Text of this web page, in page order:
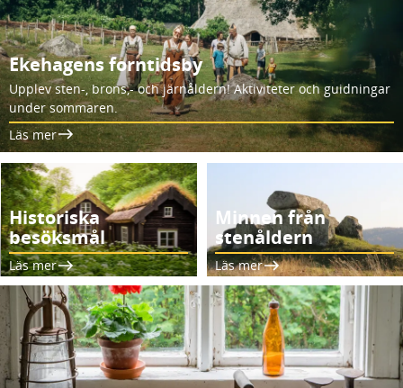
Ekehagens forntidsby
Upplev sten-, brons,- och järnåldern! Aktiviteter och guidningar
under sommaren.
Läs mer
Historiska
besöksmål
Läs mer
Minnen från
stenåldern
Läs mer